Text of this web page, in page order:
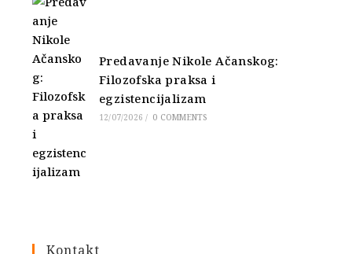
Predavanje Nikole Ačanskog:
Filozofska praksa i
egzistencijalizam
12/07/2026 / 0 COMMENTS
Kontakt